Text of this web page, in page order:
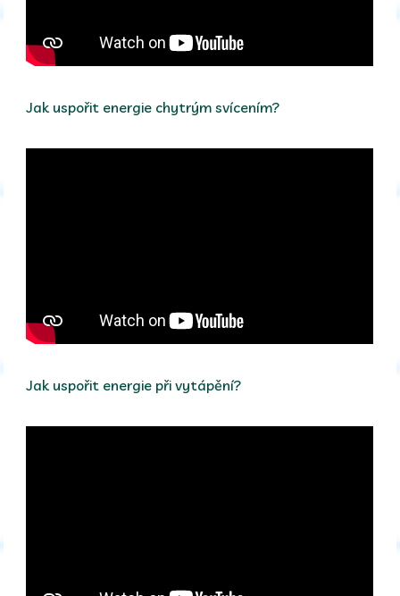
Jak uspořit energie chytrým svícením?
Jak uspořit energie při vytápění?